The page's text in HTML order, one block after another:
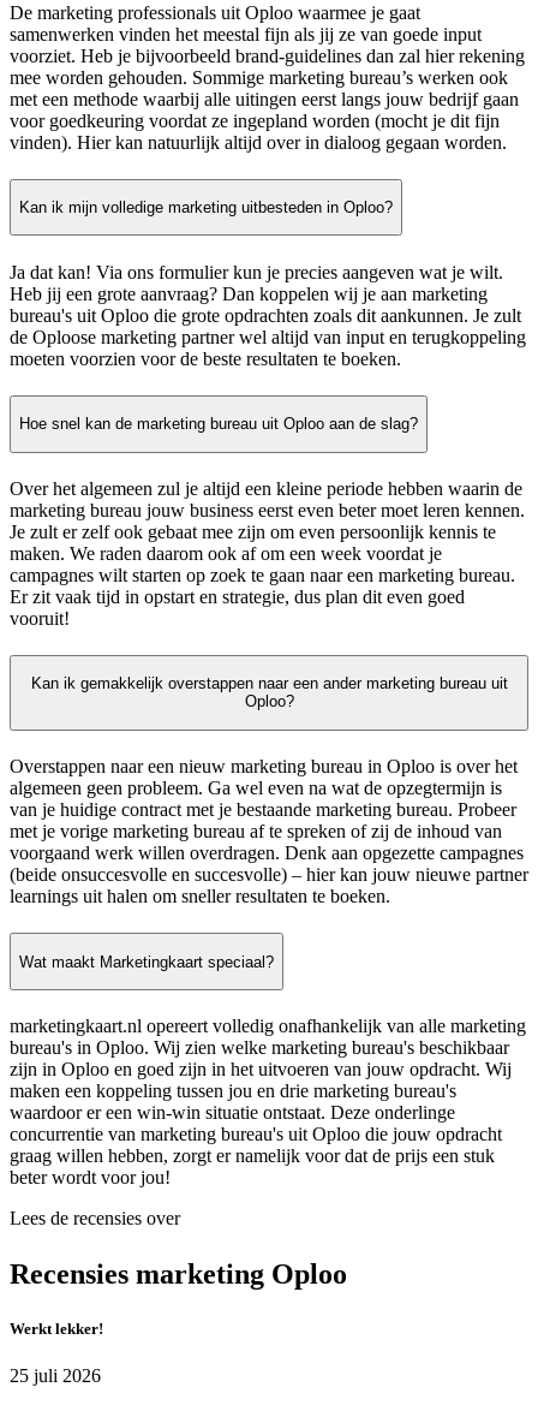
De marketing professionals uit Oploo waarmee je gaat
samenwerken vinden het meestal fijn als jij ze van goede input
voorziet. Heb je bijvoorbeeld brand-guidelines dan zal hier rekening
mee worden gehouden. Sommige marketing bureau’s werken ook
met een methode waarbij alle uitingen eerst langs jouw bedrijf gaan
voor goedkeuring voordat ze ingepland worden (mocht je dit fijn
vinden). Hier kan natuurlijk altijd over in dialoog gegaan worden.
Kan ik mijn volledige marketing uitbesteden in Oploo?
Ja dat kan! Via ons formulier kun je precies aangeven wat je wilt.
Heb jij een grote aanvraag? Dan koppelen wij je aan marketing
bureau's uit Oploo die grote opdrachten zoals dit aankunnen. Je zult
de Oploose marketing partner wel altijd van input en terugkoppeling
moeten voorzien voor de beste resultaten te boeken.
Hoe snel kan de marketing bureau uit Oploo aan de slag?
Over het algemeen zul je altijd een kleine periode hebben waarin de
marketing bureau jouw business eerst even beter moet leren kennen.
Je zult er zelf ook gebaat mee zijn om even persoonlijk kennis te
maken. We raden daarom ook af om een week voordat je
campagnes wilt starten op zoek te gaan naar een marketing bureau.
Er zit vaak tijd in opstart en strategie, dus plan dit even goed
vooruit!
Kan ik gemakkelijk overstappen naar een ander marketing bureau uit
Oploo?
Overstappen naar een nieuw marketing bureau in Oploo is over het
algemeen geen probleem. Ga wel even na wat de opzegtermijn is
van je huidige contract met je bestaande marketing bureau. Probeer
met je vorige marketing bureau af te spreken of zij de inhoud van
voorgaand werk willen overdragen. Denk aan opgezette campagnes
(beide onsuccesvolle en succesvolle) – hier kan jouw nieuwe partner
learnings uit halen om sneller resultaten te boeken.
Wat maakt Marketingkaart speciaal?
marketingkaart.nl opereert volledig onafhankelijk van alle marketing
bureau's in Oploo. Wij zien welke marketing bureau's beschikbaar
zijn in Oploo en goed zijn in het uitvoeren van jouw opdracht. Wij
maken een koppeling tussen jou en drie marketing bureau's
waardoor er een win-win situatie ontstaat. Deze onderlinge
concurrentie van marketing bureau's uit Oploo die jouw opdracht
graag willen hebben, zorgt er namelijk voor dat de prijs een stuk
beter wordt voor jou!
Lees de recensies over
Recensies marketing Oploo
Werkt lekker!
25 juli 2026